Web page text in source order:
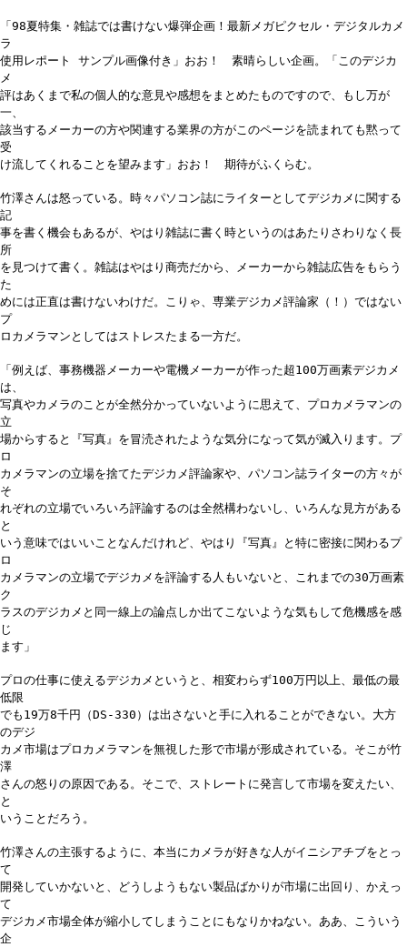
「98夏特集・雑誌では書けない爆弾企画！最新メガピクセル・デジタルカメ
ラ
使用レポート サンプル画像付き」おお！ 素晴らしい企画。「このデジカ
メ
評はあくまで私の個人的な意見や感想をまとめたものですので、もし万が
一、
該当するメーカーの方や関連する業界の方がこのページを読まれても黙って
受
け流してくれることを望みます」おお！ 期待がふくらむ。
竹澤さんは怒っている。時々パソコン誌にライターとしてデジカメに関する
記
事を書く機会もあるが、やはり雑誌に書く時というのはあたりさわりなく長
所
を見つけて書く。雑誌はやはり商売だから、メーカーから雑誌広告をもらう
た
めには正直は書けないわけだ。こりゃ、専業デジカメ評論家（！）ではない
プ
ロカメラマンとしてはストレスたまる一方だ。
「例えば、事務機器メーカーや電機メーカーが作った超100万画素デジカメ
は、
写真やカメラのことが全然分かっていないように思えて、プロカメラマンの
立
場からすると『写真』を冒涜されたような気分になって気が滅入ります。プ
ロ
カメラマンの立場を捨てたデジカメ評論家や、パソコン誌ライターの方々が
そ
れぞれの立場でいろいろ評論するのは全然構わないし、いろんな見方がある
と
いう意味ではいいことなんだけれど、やはり『写真』と特に密接に関わるプ
ロ
カメラマンの立場でデジカメを評論する人もいないと、これまでの30万画素
ク
ラスのデジカメと同一線上の論点しか出てこないような気もして危機感を感
じ
ます」
プロの仕事に使えるデジカメというと、相変わらず100万円以上、最低の最
低限
でも19万8千円（DS-330）は出さないと手に入れることができない。大方
のデジ
カメ市場はプロカメラマンを無視した形で市場が形成されている。そこが竹
澤
さんの怒りの原因である。そこで、ストレートに発言して市場を変えたい、
と
いうことだろう。
竹澤さんの主張するように、本当にカメラが好きな人がイニシアチブをとっ
て
開発していかないと、どうしようもない製品ばかりが市場に出回り、かえっ
て
デジカメ市場全体が縮小してしまうことにもなりかねない。ああ、こういう
企